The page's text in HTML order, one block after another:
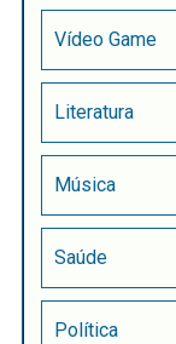
Vídeo Game
Literatura
Música
Saúde
Política